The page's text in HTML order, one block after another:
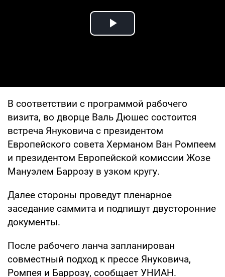
Play Video
В соответствии с программой рабочего
визита, во дворце Валь Дюшес состоится
встреча Януковича с президентом
Европейского совета Херманом Ван Ромпеем
и президентом Европейской комиссии Жозе
Мануэлем Баррозу в узком кругу.
Далее стороны проведут пленарное
заседание саммита и подпишут двусторонние
документы.
После рабочего ланча запланирован
совместный подход к прессе Януковича,
Ромпея и Баррозу, сообщает УНИАН.